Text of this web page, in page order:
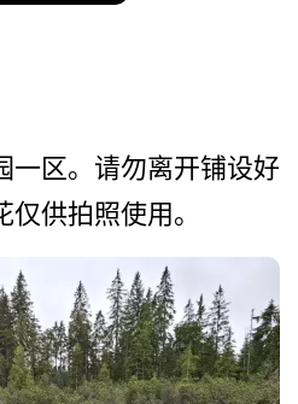
一区。请­勿离开铺设好
供拍照使用。